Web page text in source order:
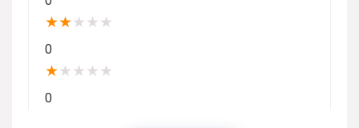
★★★ ★ ★
0
★★ ★ ★ ★
0